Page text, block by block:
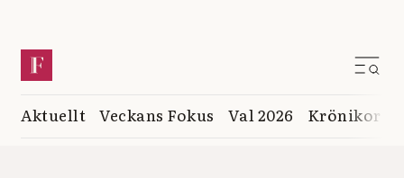
Aktuellt Veckans Fokus Val 2026 Krönikor